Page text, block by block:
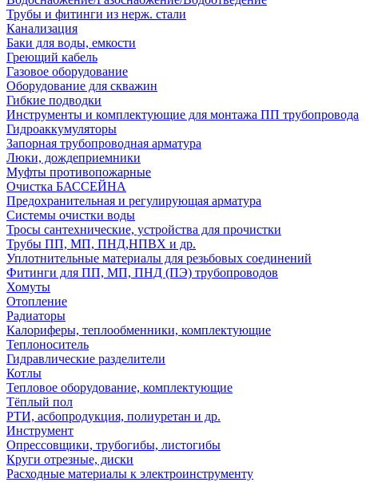
Трубы и фитинги из нерж. стали
Канализация
Баки для воды, емкости
Греющий кабель
Газовое оборудование
Оборудование для скважин
Гибкие подводки
Инструменты и комплектующие для монтажа ПП трубопровода
Гидроаккумуляторы
Запорная трубопроводная арматура
Люки, дождеприемники
Муфты противопожарные
Очистка БАССЕЙНА
Предохранительная и регулирующая арматура
Системы очистки воды
Тросы сантехнические, устройства для прочистки
Трубы ПП, МП, ПНД,НПВХ и др.
Уплотнительные материалы для резьбовых соединений
Фитинги для ПП, МП, ПНД (ПЭ) трубопроводов
Хомуты
Отопление
Радиаторы
Калориферы, теплообменники, комплектующие
Теплоноситель
Гидравлические разделители
Котлы
Тепловое оборудование, комплектующие
Тёплый пол
РТИ, асбопродукция, полиуретан и др.
Инструмент
Опрессовщики, трубогибы, листогибы
Круги отрезные, диски
Расходные материалы к электроинструменту